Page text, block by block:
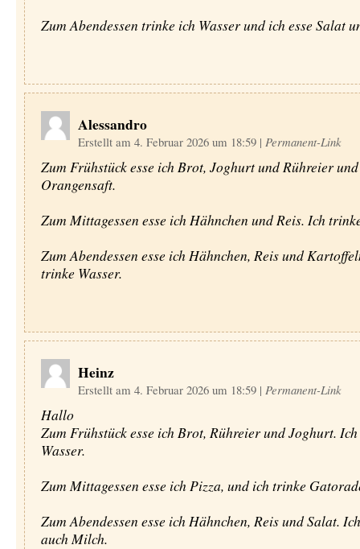
Zum Abendessen trinke ich Wasser und ich esse Salat
Alessandro
Erstellt am 4. Februar 2026 um 18:59 | Permanent-Link
Zum Frühstück esse ich Brot, Joghurt und Rühreier
Orangensaft.
Zum Mittagessen esse ich Hähnchen und Reis. Ich
Zum Abendessen esse ich Hähnchen, Reis und
trinke Wasser.
Heinz
Erstellt am 4. Februar 2026 um 18:59 | Permanent-Link
Hallo
Zum Frühstück esse ich Brot, Rühreier und Joghurt.
Wasser.
Zum Mittagessen esse ich Pizza, und ich trinke
Zum Abendessen esse ich Hähnchen, Reis und Salat.
auch Milch.